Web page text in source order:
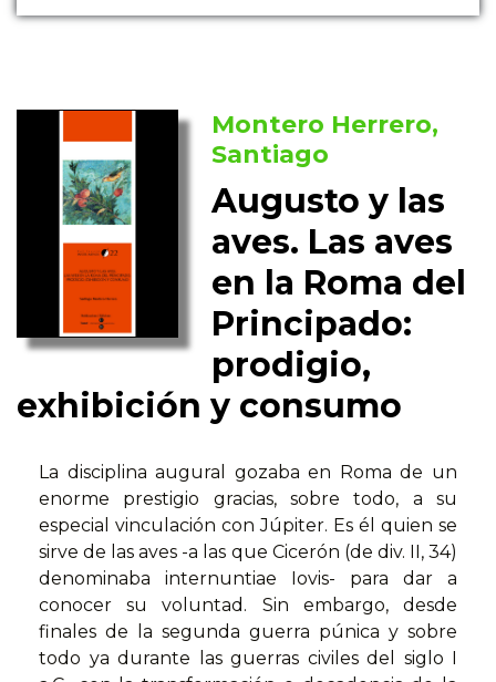
Montero Herrero,
Santiago
Augusto y las
aves. Las aves
en la Roma del
Principado:
prodigio,
exhibición y consumo
La disciplina augural gozaba en Roma de un
enorme prestigio gracias, sobre todo, a su
especial vinculación con Júpiter. Es él quien se
sirve de las aves -a las que Cicerón (de div. II, 34)
denominaba internuntiae Iovis- para dar a
conocer su voluntad. Sin embargo, desde
finales de la segunda guerra púnica y sobre
todo ya durante las guerras civiles del siglo I